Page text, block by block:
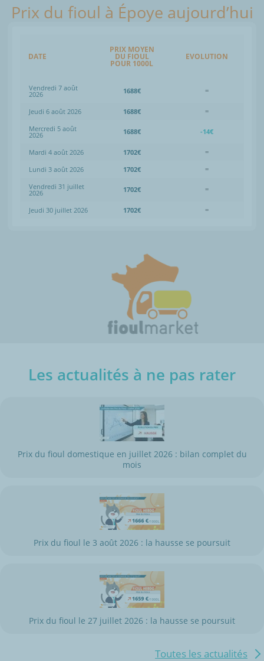
Prix du fioul à Époye aujourd’hui
DATE
PRIX MOYEN
DU FIOUL
POUR 1000L
EVOLUTION
Vendredi 7 août
2026 1688€ =
Jeudi 6 août 2026 1688€
=
Mercredi 5 août
2026 1688€ -14€
Mardi 4 août 2026 1702€
=
Lundi 3 août 2026
1702€
=
Vendredi 31 juillet
2026 1702€ =
Jeudi 30 juillet 2026 1702€ =
Les actualités à ne pas rater
Prix du fioul domestique en juillet 2026 : bilan complet du
mois
Prix du fioul le 3 août 2026 : la hausse se poursuit
Prix du fioul le 27 juillet 2026 : la hausse se poursuit
Toutes les actualités